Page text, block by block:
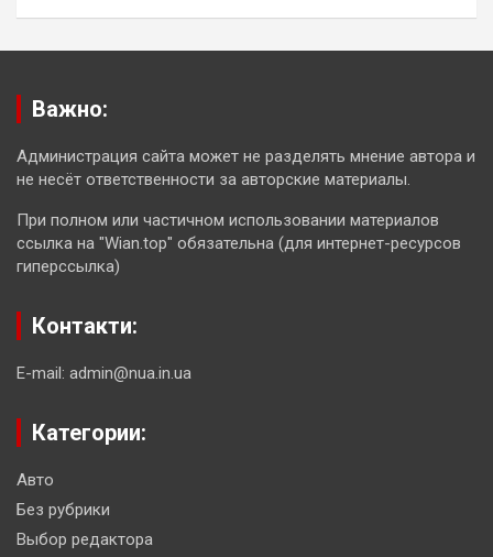
Важно:
Администрация сайта может не разделять мнение автора и
не несёт ответственности за авторские материалы.
При полном или частичном использовании материалов
ссылка на "Wian.top" обязательна (для интернет-ресурсов
гиперссылка)
Контакти:
E-mail: admin@nua.in.ua
Категории:
Авто
Без рубрики
Выбор редактора